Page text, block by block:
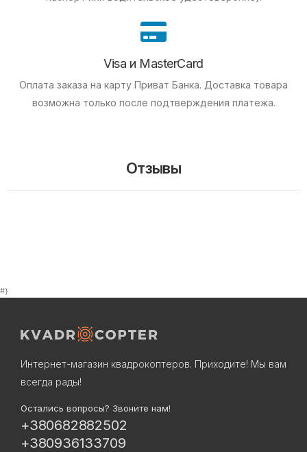
Visa и MasterCard
Оплата заказа на карту Приват Банка. Доставка товара
возможна только после подтверждения платежа.
Отзывы
#}
Интернет-магазин квадрокоптеров. Приходите! Мы вам
всегда рады!
Остались вопросы? Звоните нам!
+380682882502
+380936133709